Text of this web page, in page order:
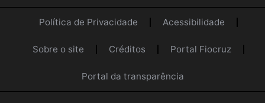
Política de Privacidade Acessibilidade
Sobre o site Créditos Portal Fiocruz
Portal da transparência